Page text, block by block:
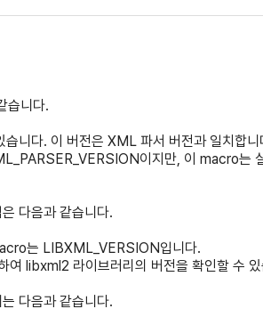
습니다.
니다. 이 버전은 XML 파서 버전과 일치합니
이지만, 이 macro는
다음과 같습니다.
는 LIBXML_VERSION입니다.
libxml2 라이브러리의 버전을 확인할 수 있
다음과 같습니다.